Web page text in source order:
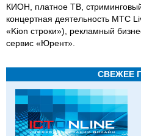
КИОН, платное ТВ,
концертная деятельность МТС
«Kion строки»), рекламный
сервис «Юрент».
СВЕЖЕЕ